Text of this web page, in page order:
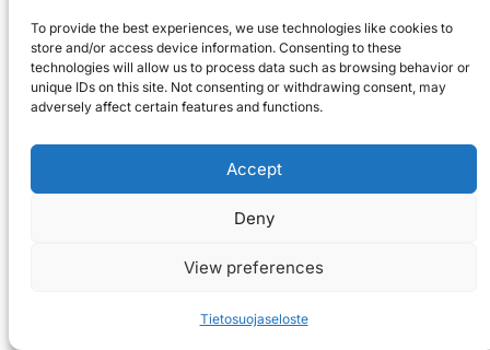
To provide the best experiences, we use technologies like cookies to
store and/or access device information. Consenting to these
technologies will allow us to process data such as browsing behavior or
unique IDs on this site. Not consenting or withdrawing consent, may
adversely affect certain features and functions.
Accept
Deny
View preferences
Tietosuojaseloste